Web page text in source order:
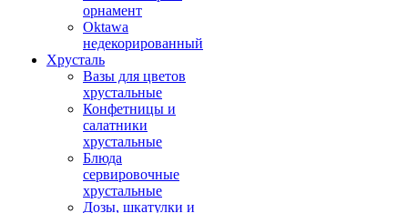
орнамент
Oktawa
недекорированный
Хрусталь
Вазы для цветов
хрустальные
Конфетницы и
салатники
хрустальные
Блюда
сервировочные
хрустальные
Дозы, шкатулки и